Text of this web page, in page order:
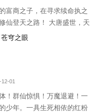
富商之子，在寻求续命执之
仙登天之路！ 大唐盛世，天
百姓安居。 千年后世，魔物
！ 是预言中的梦境？还是尚
否打破命中注定的魔障，消
劫，挽救苍生于水火？
穹之眼
01
！群仙惊惧！万魔退避！一
少年。一具生死相依的红粉